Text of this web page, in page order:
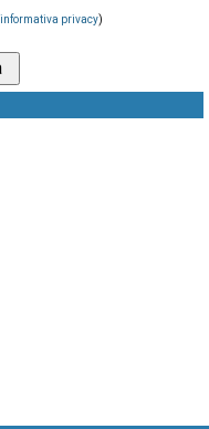
informativa privacy)